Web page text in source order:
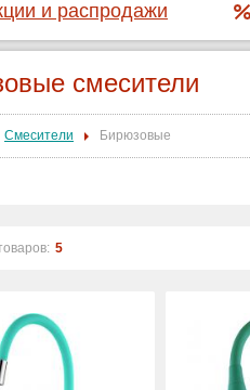
и распродажи
смесители
Смесители Бирюзовые
5